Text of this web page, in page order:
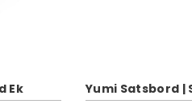
Ek Yumi Satsbord |